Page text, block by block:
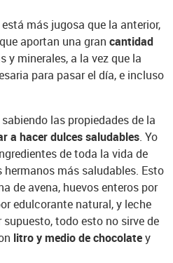
más jugosa que la anterior,
aportan una gran cantidad
y minerales, a la vez que la
para pasar el día, e incluso
las propiedades de la
a hacer dulces saludables. Yo
de toda la vida de
más saludables. Esto
de avena, huevos enteros por
edulcorante natural, y leche
todo esto no sirve de
litro y medio de chocolatey